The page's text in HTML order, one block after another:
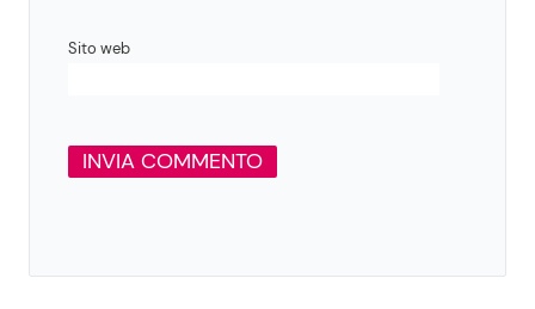
Sito web